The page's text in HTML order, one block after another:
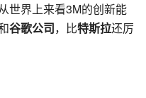
世界上来看3M的创新能
谷歌公司，比特斯拉还厉